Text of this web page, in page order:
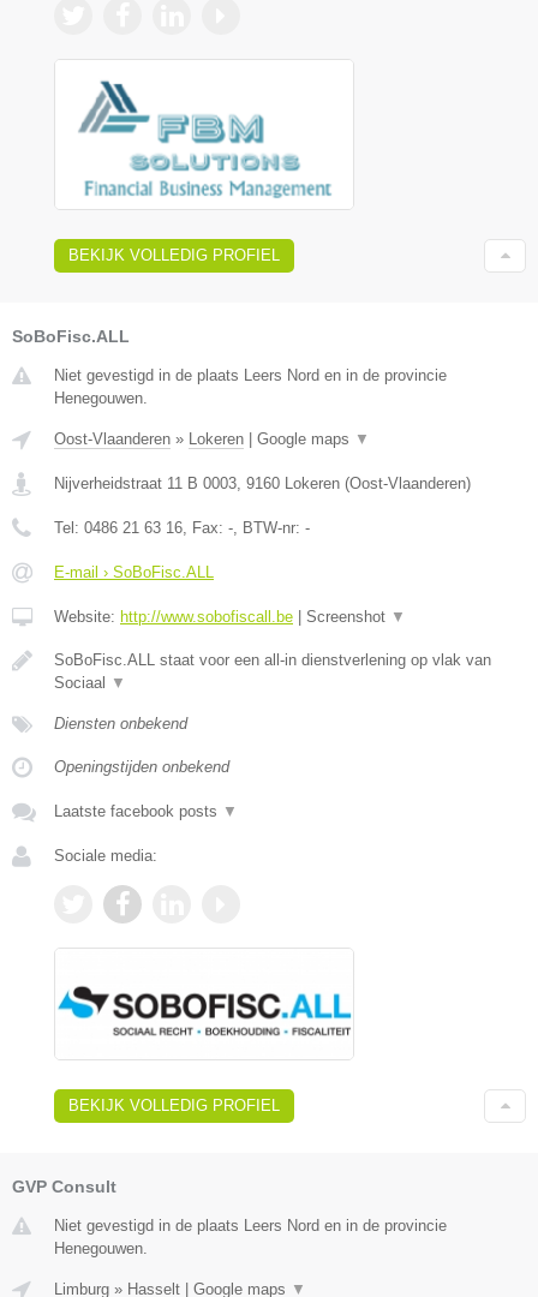
BEKIJK VOLLEDIG PROFIEL
SoBoFisc.ALL
Niet gevestigd in de plaats Leers Nord en in de provincie
Henegouwen.
Oost-Vlaanderen » Lokeren | Google maps ▼
Nijverheidstraat 11 B 0003 9160 Lokeren (Oost-Vlaanderen)
Tel: 0486 21 63 16 , Fax: - , BTW-nr: -
E-mail › SoBoFisc.ALL
Website: http://www.sobofiscall.be | Screenshot ▼
SoBoFisc.ALL staat voor een all-in dienstverlening op vlak van
Sociaal ▼
Diensten onbekend
Openingstijden onbekend
Laatste facebook posts ▼
Sociale media:
BEKIJK VOLLEDIG PROFIEL
GVP Consult
Niet gevestigd in de plaats Leers Nord en in de provincie
Henegouwen.
Limburg » Hasselt Google maps ▼